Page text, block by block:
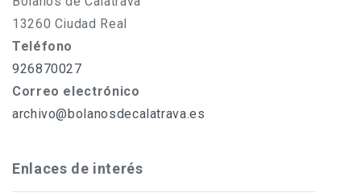
13260 Ciudad Real
Teléfono
926870027
Correo electrónico
archivo@bolanosdecalatrava.es
Enlaces de interés